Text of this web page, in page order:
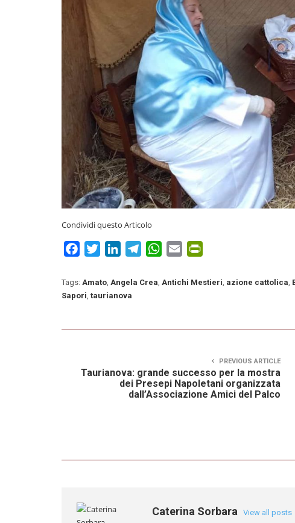
Condividi questo Articolo
FacebookTwitterLinkedInTelegramWhatsApp
Email
Tags: Amato Angela Crea Antichi Mestieri azione cattolica
Sapori taurianova
PREVIOUS ARTICLE
Taurianova: grande successo per la mostra
dei Presepi Napoletani organizzata
dall’Associazione Amici del Palco
Caterina Sorbara View all posts